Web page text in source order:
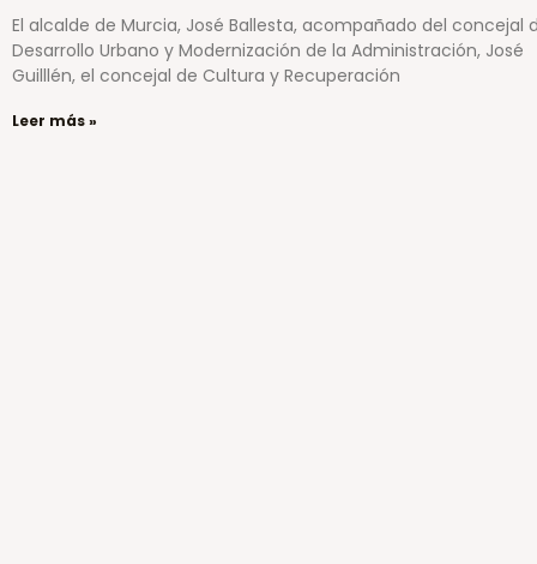
El alcalde de Murcia, José Ballesta, acompañado del concejal
Desarrollo Urbano y Modernización de la Administración, José
Guilllén, el concejal de Cultura y Recuperación
Leer más »